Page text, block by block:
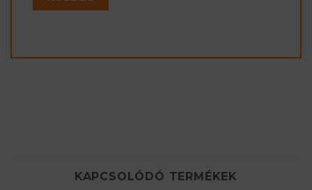
KAPCSOLÓDÓ TERMÉKEK